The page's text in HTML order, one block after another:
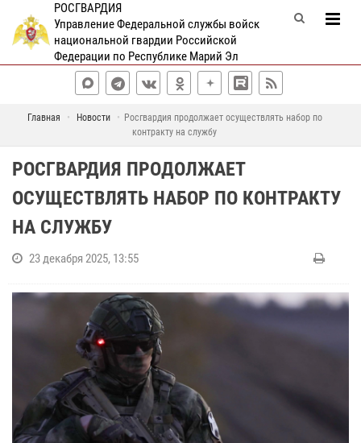
РОСГВАРДИЯ
Управление Федеральной службы войск
национальной гвардии Российской
Федерации по Республике Марий Эл
Главная Новости
Росгвардия продолжает осуществлять набор по
контракту на службу
РОСГВАРДИЯ ПРОДОЛЖАЕТ
ОСУЩЕСТВЛЯТЬ НАБОР ПО КОНТРАКТУ
НА СЛУЖБУ
23 декабря 2025, 13:55